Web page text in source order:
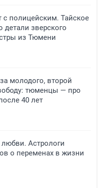
с полицейским. Тайское
детали зверского
из Тюмени
молодого, второй
тюменцы — про
40 лет
Астрологи
о переменах в жизни